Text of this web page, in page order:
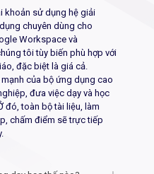
khoản sử dụng hệ giải
chuyên dùng cho
Workspace và
tôi tùy biến phù hợp với
đặc biệt là giá cả.
của bộ ứng dụng cao
đưa việc dạy và học
đó, toàn bộ tài liệu, làm
chấm điểm sẽ trực tiếp